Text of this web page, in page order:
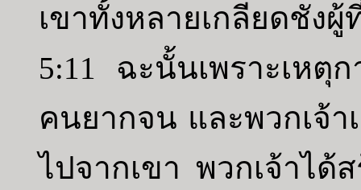
เขาทั้งหลายเกลียดชังผู้
5:11 ฉะนั้นเพราะเหตุ
คนยากจน และพวกเจ้า
ไปจากเขา พวกเจ้าได้